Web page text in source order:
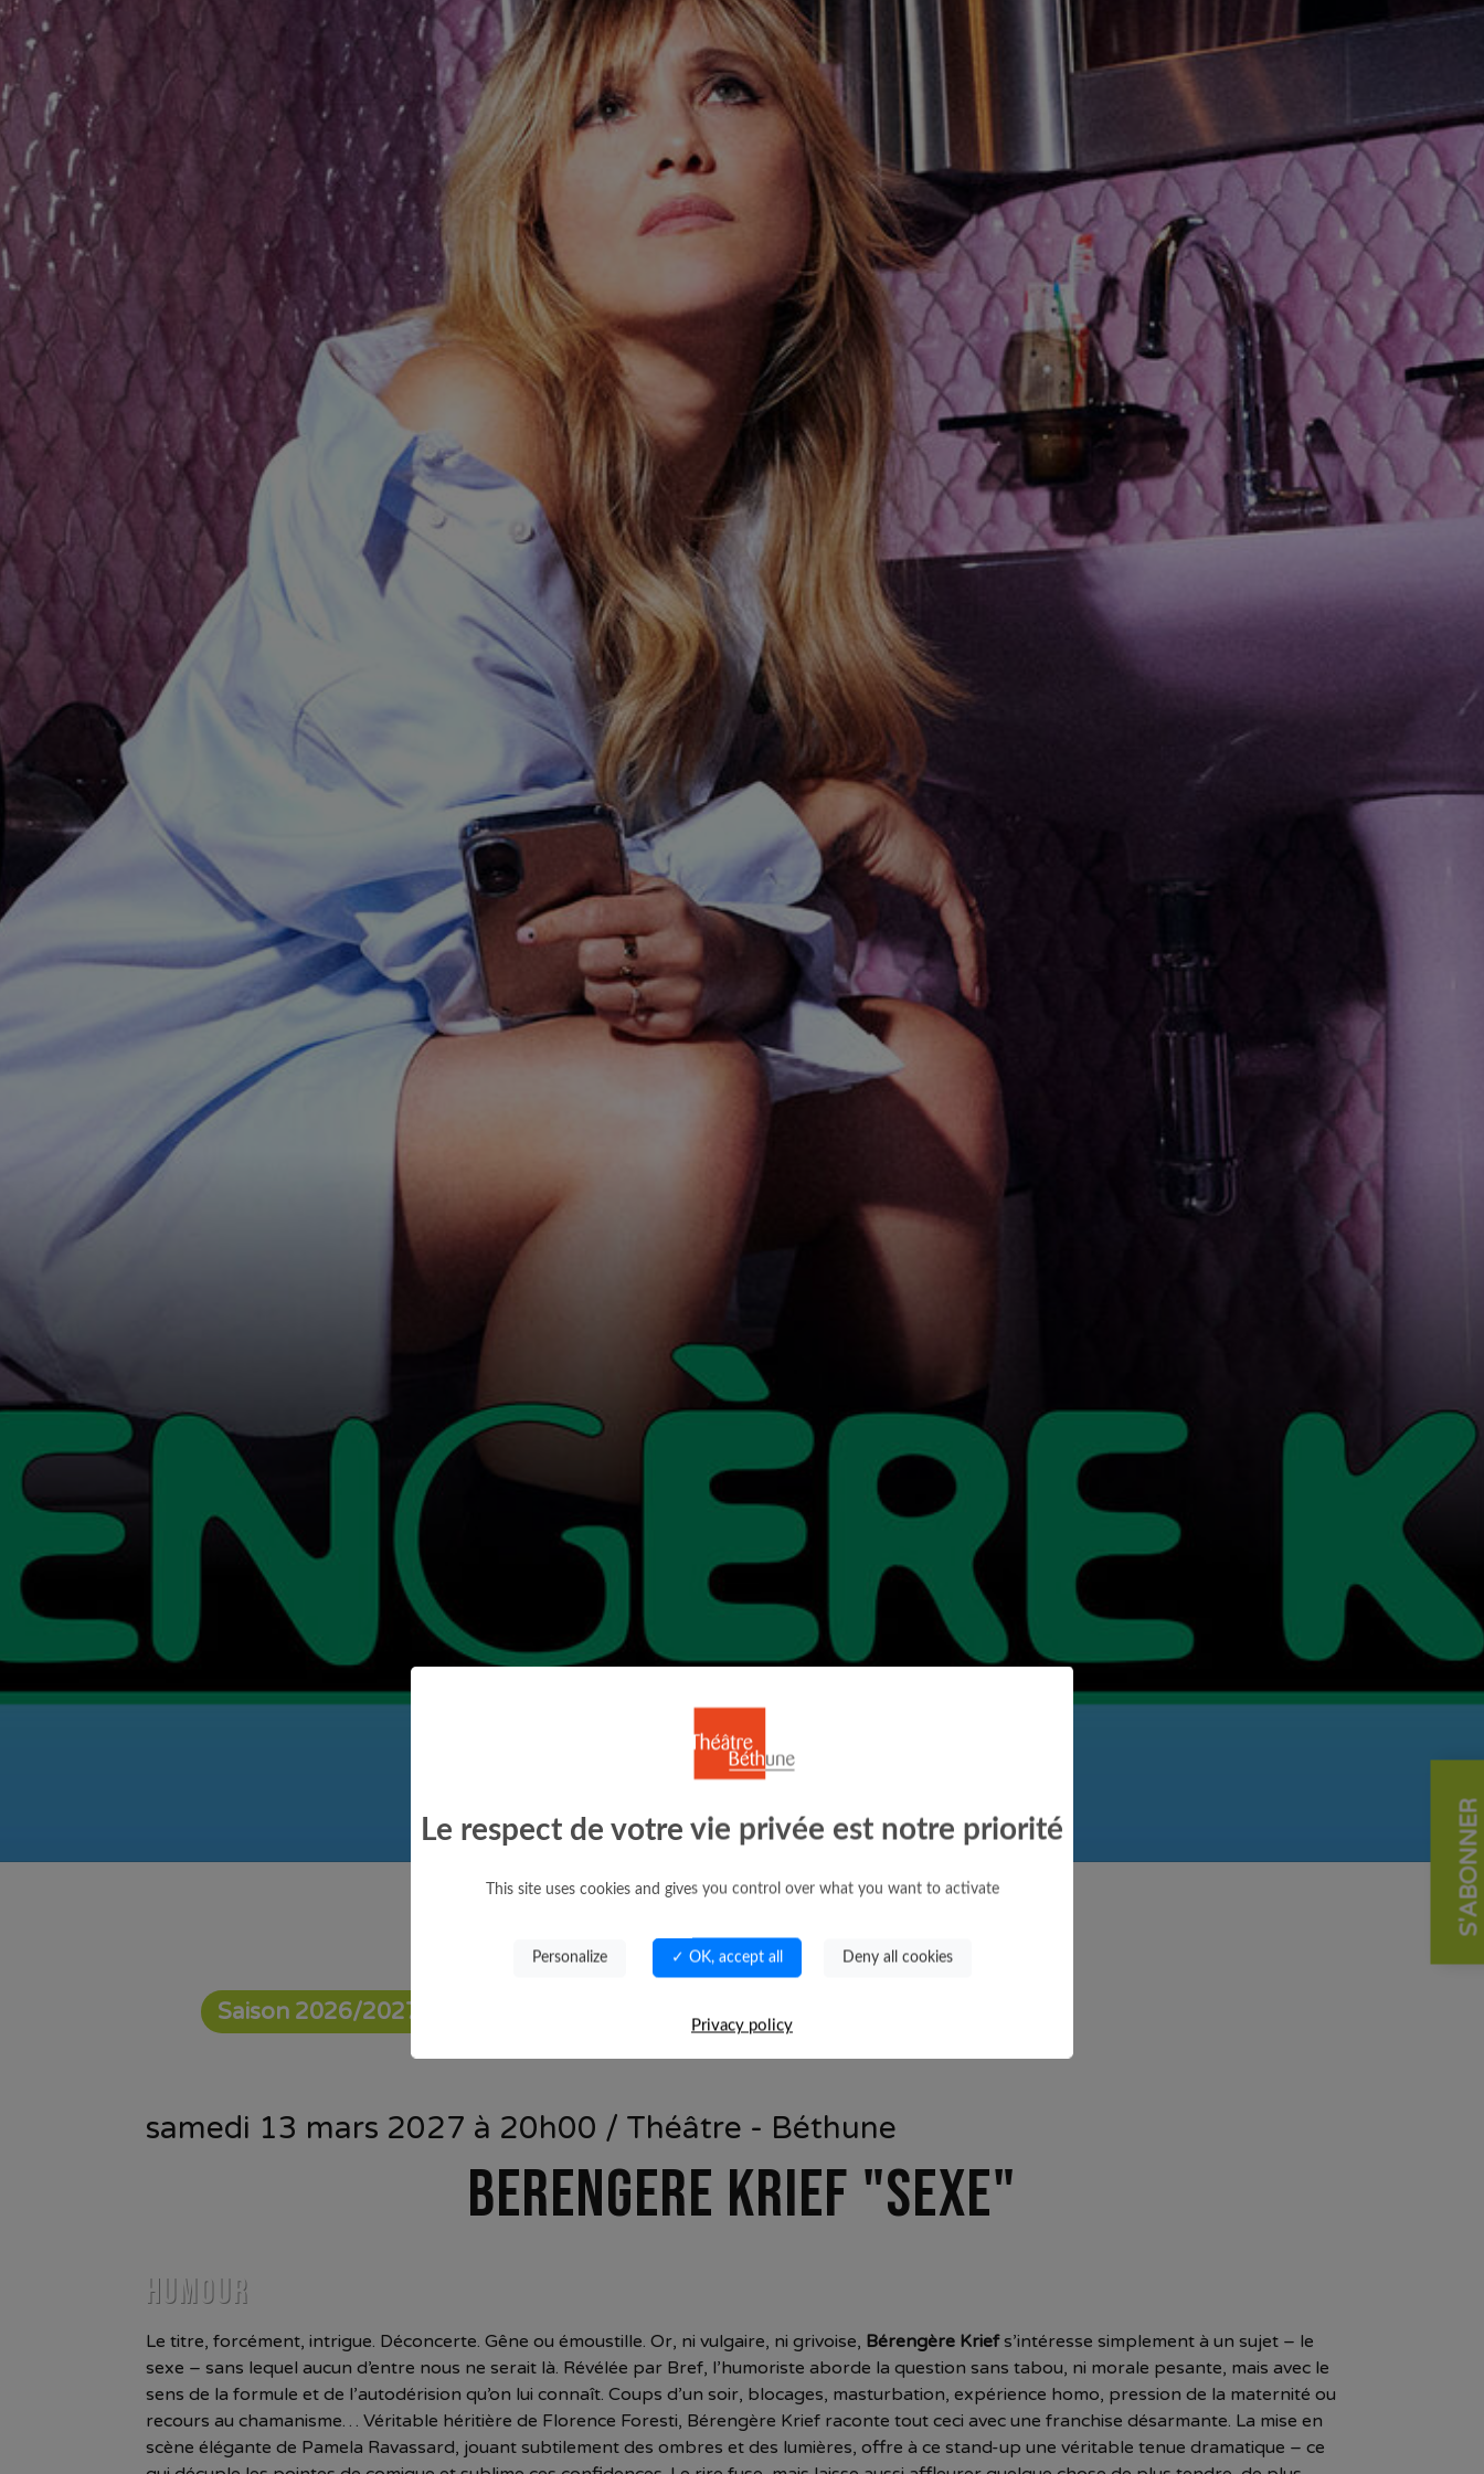
Saison 2026/2027
samedi 13 mars 2027 à 20h00 / Théâtre - Béthune
BERENGERE KRIEF "SEXE"
HUMOUR
Le titre, forcément, intrigue. Déconcerte. Gêne ou émoustille. Or, ni vulgaire, ni grivoise, Bérengère Kriefs’intéresse simplement à un sujet – le
sexe – sans lequel aucun d’entre nous ne serait là. Révélée par Bref, l’humoriste aborde la question sans tabou, ni morale pesante, mais avec le
sens de la formule et de l’autodérision qu’on lui connaît. Coups d’un soir, blocages, masturbation, expérience homo, pression de la maternité ou
recours au chamanisme… Véritable héritière de Florence Foresti, Bérengère Krief raconte tout ceci avec une franchise désarmante. La mise en
scène élégante de Pamela Ravassard, jouant subtilement des ombres et des lumières, offre à ce stand-up une véritable tenue dramatique – ce
S'ABONNER
Le respect de votre vie privée est notre priorité
This site uses cookies and gives you control over what you want to activate
Personalize ✓ OK, accept all Deny all cookies
Privacy policy